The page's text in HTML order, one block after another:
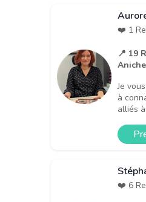
❤️ 1
📍 19
Aniche
Je
à
alliés
❤️ 6